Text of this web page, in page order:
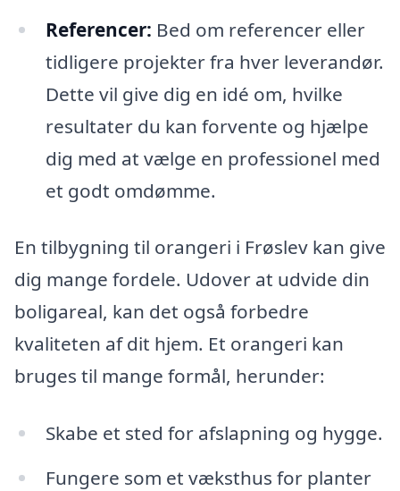
Referencer: Bed om referencer eller
tidligere projekter fra hver leverandør.
Dette vil give dig en idé om, hvilke
resultater du kan forvente og hjælpe
dig med at vælge en professionel med
et godt omdømme.
En tilbygning til orangeri i Frøslev kan give
dig mange fordele. Udover at udvide din
boligareal, kan det også forbedre
kvaliteten af dit hjem. Et orangeri kan
bruges til mange formål, herunder:
Skabe et sted for afslapning og hygge.
Fungere som et væksthus for planter